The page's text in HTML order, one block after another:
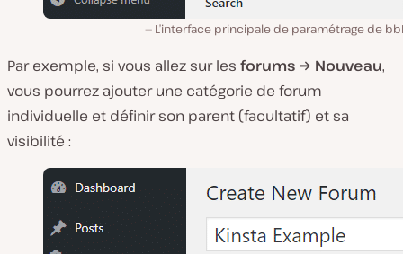
L’interface principale de paramétrage de
Par exemple, si vous allez sur les forums → Nouveau,
vous pourrez ajouter une catégorie de forum
individuelle et définir son parent (facultatif) et sa
visibilité :